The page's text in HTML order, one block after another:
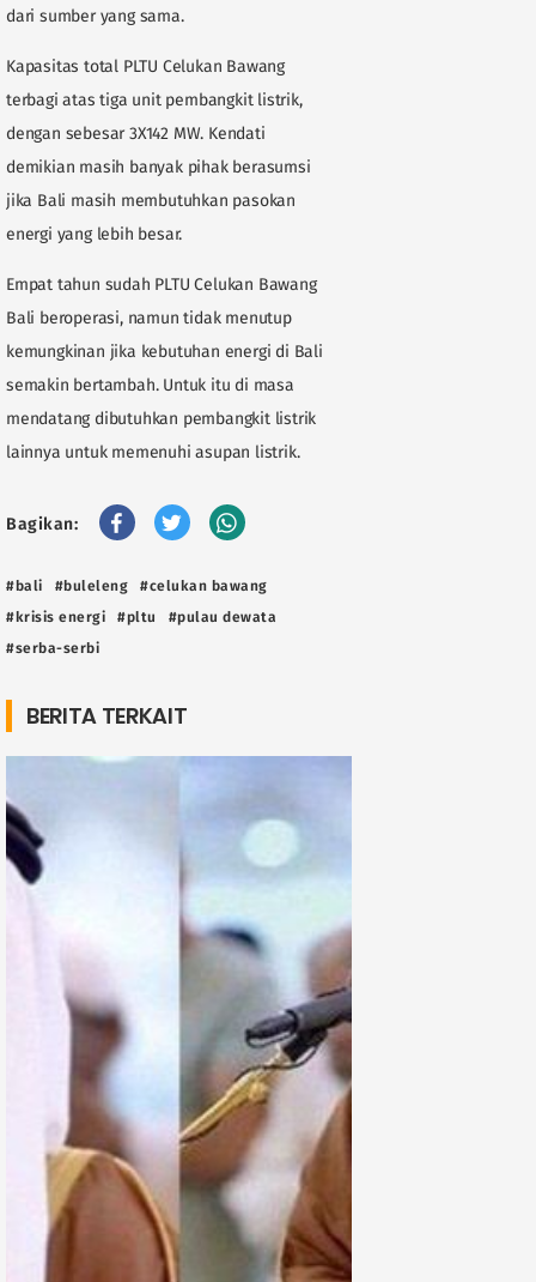
dari sumber yang sama.
Kapasitas total PLTU Celukan Bawang
terbagi atas tiga unit pembangkit listrik,
dengan sebesar 3X142 MW. Kendati
demikian masih banyak pihak berasumsi
jika Bali masih membutuhkan pasokan
energi yang lebih besar.
Empat tahun sudah PLTU Celukan Bawang
Bali beroperasi, namun tidak menutup
kemungkinan jika kebutuhan energi di Bali
semakin bertambah. Untuk itu di masa
mendatang dibutuhkan pembangkit listrik
lainnya untuk memenuhi asupan listrik.
Bagikan:
#bali #buleleng
#celukan bawang
#krisis energi
#pltu
#pulau dewata
#serba-serbi
BERITA TERKAIT